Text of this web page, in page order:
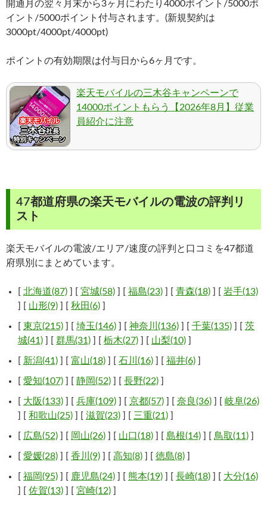
開通月の翌々月末から3ヶ月にわたり4000ポイント/5000ポ
イント/5000ポイント付与されます。(新規契約は
3000pt/4000pt/4000pt)
ポイントの有効期限は付与日から6ヶ月です。
楽天モバイルの三木谷キャンペーンで
14000ポイントもらう【2026年8月】従業
員紹介に注意
47都道府県の楽天モバイルの電波の評判リ
スト
楽天モバイルの電波/エリア/速度の評判と口コミを47都道
府県別にまとめています。
[ 北海道(87) ] [ 宮城(58) ] [ 福島(23) ] [ 青森(18) ] [ 岩手(13)
] [ 山形(9) ] [ 秋田(6) ]
[ 東京(215) ] [ 埼玉(146) ] [ 神奈川(136) ] [ 千葉(135) ] [ 茨
城(41) ] [ 群馬(31) ] [ 栃木(27) ] [ 山梨(10) ]
[ 新潟(41) ] [ 富山(18) ] [ 石川(16) ] [ 福井(6) ]
[ 愛知(107) ] [ 静岡(52) ] [ 長野(22) ]
[ 大阪(133) ] [ 兵庫(109) ] [ 京都(57) ] [ 奈良(36) ] [ 岐阜(26)
] [ 和歌山(25) ] [ 滋賀(23) ] [ 三重(21) ]
[ 広島(52) ] [ 岡山(26) ] [ 山口(18) ] [ 島根(14) ] [ 鳥取(11) ]
[ 愛媛(28) ] [ 香川(9) ] [ 高知(8) ] [ 徳島(8) ]
[ 福岡(95) ] [ 鹿児島(24) ] [ 熊本(19) ] [ 長崎(18) ] [ 大分(16)
] [ 佐賀(13) ] [ 宮崎(12) ]